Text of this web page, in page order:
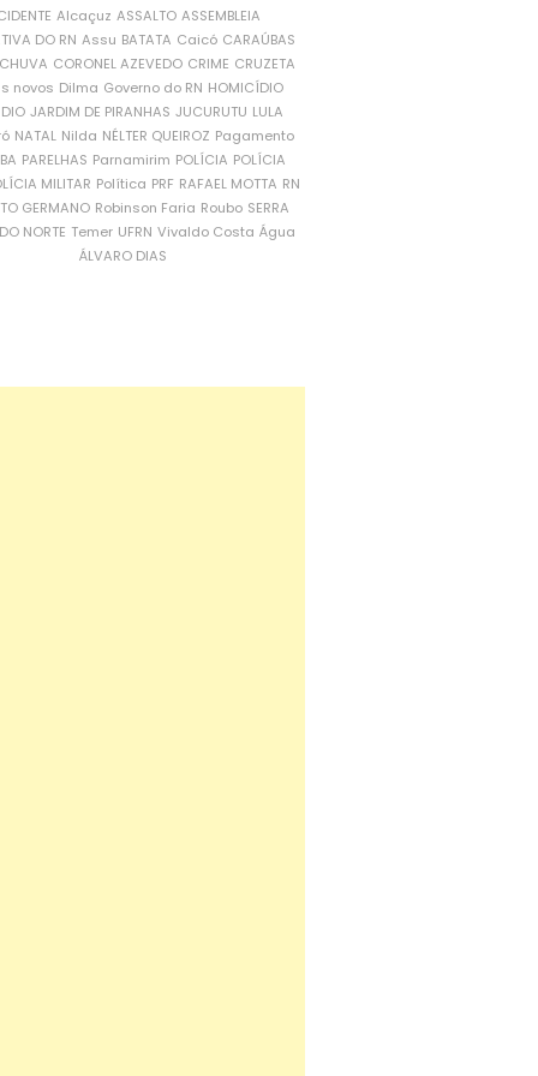
Alcaçuz ASSALTO ASSEMBLEIA
DO RN Assu BATATA Caicó CARAÚBAS
CORONEL AZEVEDO CRIME CRUZETA
novos Dilma Governo do RN HOMICÍDIO
JARDIM DE PIRANHAS JUCURUTU LULA
NATAL Nilda NÉLTER QUEIROZ Pagamento
PARELHAS Parnamirim POLÍCIA POLÍCIA
MILITAR Política PRF RAFAEL MOTTA RN
GERMANO Robinson Faria Roubo SERRA
NORTE Temer UFRN Vivaldo Costa Água
ÁLVARO DIAS